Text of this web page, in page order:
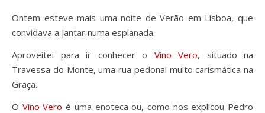
Ontem esteve mais uma noite de Verão em Lisboa, que
convidava a jantar numa esplanada.
Aproveitei para ir conhecer o Vino Vero, situado na
Travessa do Monte, uma rua pedonal muito carismática na
Graça.
O Vino Vero é uma enoteca ou, como nos explicou Pedro